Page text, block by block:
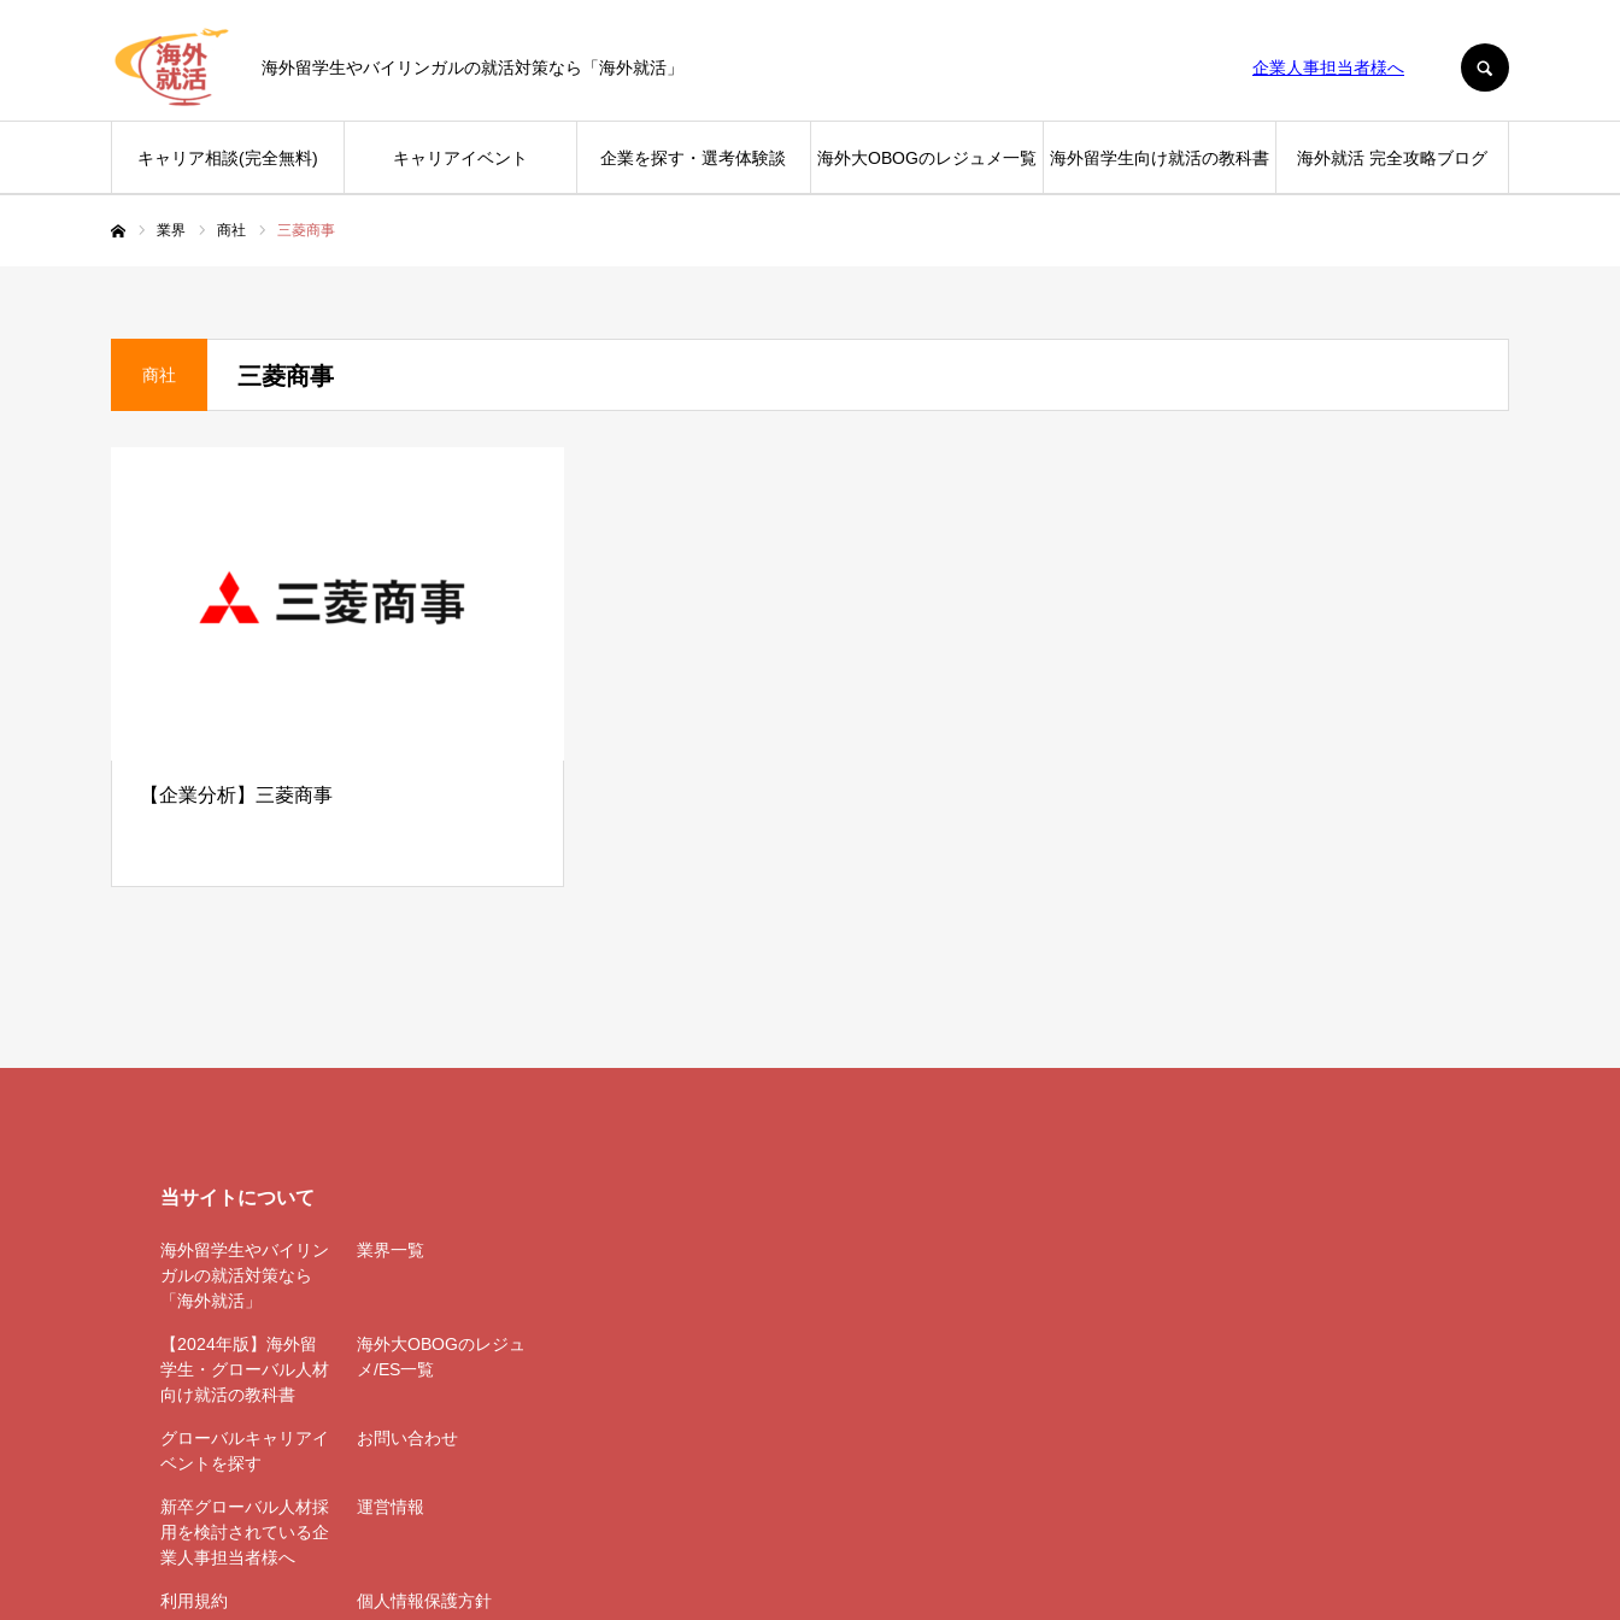
海外留学生やバイリンガルの就活対策なら「海外就活」 企業人事担当者様へ
キャリア相談(完全無料) キャリアイベント 企業を探す・選考体験談 海外大OBOGのレジュメ一覧 海外留学生向け就活の教科書 海外就活 完全攻略ブログ
業界 商社 三菱商事
商社 三菱商事
【企業分析】三菱商事
当サイトについて
海外留学生やバイリン
ガルの就活対策なら
「海外就活」
業界一覧
【2024年版】海外留
学生・グローバル人材
向け就活の教科書
海外大OBOGのレジュ
メ/ES一覧
グローバルキャリアイ
ベントを探す
お問い合わせ
新卒グローバル人材採
用を検討されている企
業人事担当者様へ
運営情報
利用規約 個人情報保護方針